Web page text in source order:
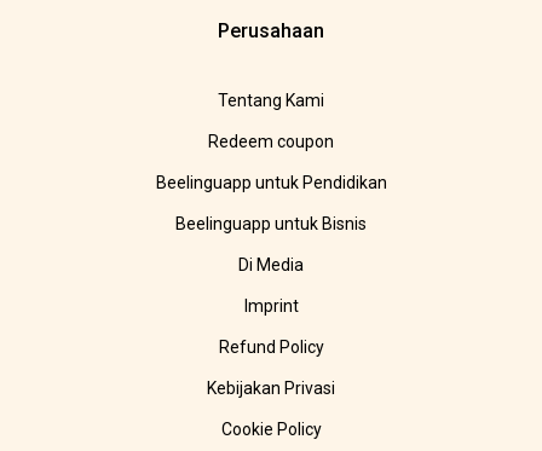
Perusahaan
Tentang Kami
Redeem coupon
Beelinguapp untuk Pendidikan
Beelinguapp untuk Bisnis
Di Media
Imprint
Refund Policy
Kebijakan Privasi
Cookie Policy